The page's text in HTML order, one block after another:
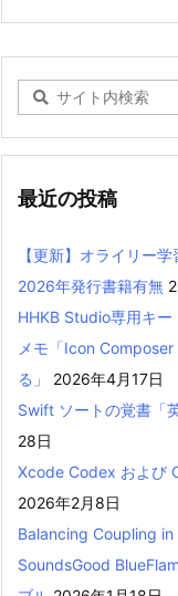
最近の投稿
【更新】オライリー
2026年発行書籍有無
HHKB Studio専用キ
メモ「Icon
る」
2026年4月17日
Swift ソートの覚書「
28日
Xcode Codex および
2026年2月8日
Balancing Coupling
SoundsGood